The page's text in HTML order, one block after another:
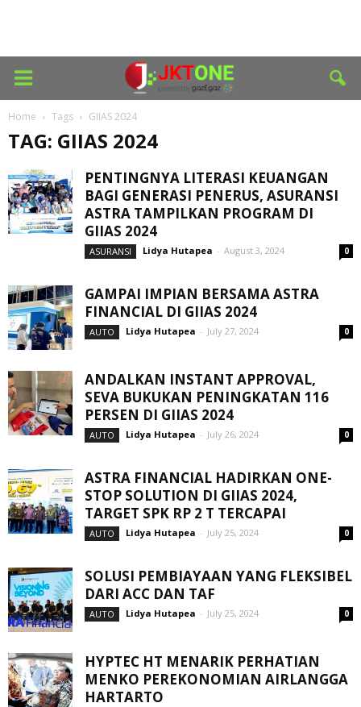
Home Tags GIIAS 2024
TAG: GIIAS 2024
PENTINGNYA LITERASI KEUANGAN
BAGI GENERASI PENERUS, ASURANSI
ASTRA TAMPILKAN PROGRAM DI
GIIAS 2024
ASURANSI Lidya Hutapea - August 3, 2024 0
GAMPAI IMPIAN BERSAMA ASTRA
FINANCIAL DI GIIAS 2024
AUTO Lidya Hutapea - July 27, 2024 0
ANDALKAN INSTANT APPROVAL,
SEVA BUKUKAN PENINGKATAN 116
PERSEN DI GIIAS 2024
AUTO Lidya Hutapea - July 26, 2024 0
ASTRA FINANCIAL HADIRKAN ONE-
STOP SOLUTION DI GIIAS 2024,
TARGET SPK RP 2 T TERCAPAI
AUTO Lidya Hutapea - July 25, 2024 0
SOLUSI PEMBIAYAAN YANG FLEKSIBEL
DARI ACC DAN TAF
AUTO Lidya Hutapea - July 25, 2024 0
HYPTEC HT MENARIK PERHATIAN
MENKO PEREKONOMIAN AIRLANGGA
HARTARTO